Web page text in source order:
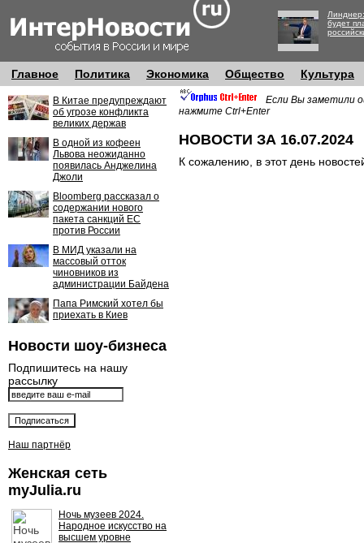
будет
Главное Политика Экономика Общество Культура
В Китае предупреждают
об угрозе конфликта
великих держав
В одной из кофеен
Львова неожиданно
появилась Анджелина
Джоли
Bloomberg рассказал о
содержании нового
пакета санкций ЕС
против России
В МИД указали на
массовый отток
чиновников из
администрации Байдена
Папа Римский хотел бы
приехать в Киев
Новости шоу-бизнеса
Подпишитесь на нашу
рассылку
Наш партнёр
Женская сеть
myJulia.ru
Ночь музеев 2024.
Народное искусство на
высшем уровне
Если Вы заметили
нажмите Ctrl+Enter
НОВОСТИ ЗА 16.07.2024
К сожалению, в этот день